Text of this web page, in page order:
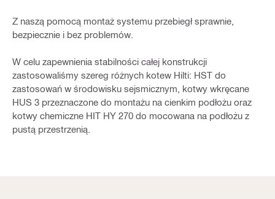
Z naszą pomocą montaż systemu przebiegł sprawnie,
bezpiecznie i bez problemów.
W celu zapewnienia stabilności całej konstrukcji
zastosowaliśmy szereg różnych kotew Hilti: HST do
zastosowań w środowisku sejsmicznym, kotwy wkręcane
HUS 3 przeznaczone do montażu na cienkim podłożu oraz
kotwy chemiczne HIT HY 270 do mocowana na podłożu z
pustą przestrzenią.